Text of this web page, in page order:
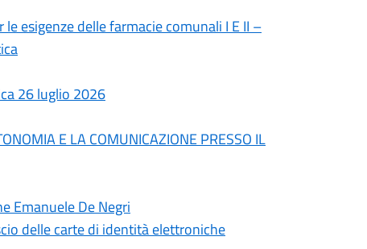
esigenze delle farmacie comunali I E II –
26 luglio 2026
E LA COMUNICAZIONE PRESSO IL
Emanuele De Negri
delle carte di identità elettroniche